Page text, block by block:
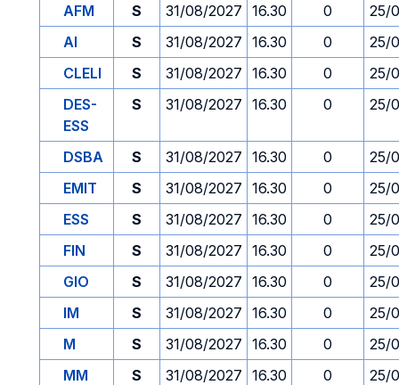
AFM S 31/08/2027 16.30 0
25/
AI
S 31/08/2027 16.30 0
25/
CLELI
S 31/08/2027 16.30 0
25/
DES-
ESS
S 31/08/2027 16.30 0 25/
DSBA S 31/08/2027 16.30 0
25/
EMIT
S 31/08/2027 16.30 0
25/
ESS
S 31/08/2027 16.30 0
25/
FIN
S 31/08/2027 16.30 0
25/
GIO
S 31/08/2027 16.30 0
25/
IM
S 31/08/2027 16.30 0
25/
M
S 31/08/2027 16.30 0
25/
MM
S 31/08/2027 16.30 0
25/